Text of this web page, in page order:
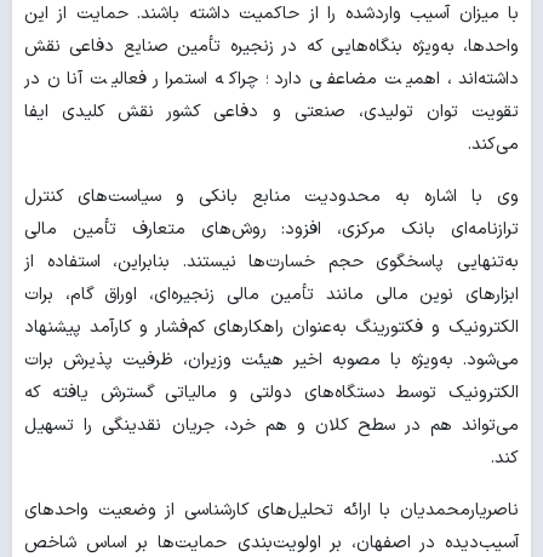
با میزان آسیب واردشده را از حاکمیت داشته باشند. حمایت از این
واحدها، به‌ویژه بنگاه‌هایی که در زنجیره تأمین صنایع دفاعی نقش
داشته‌اند، اهمیت مضاعفی دارد؛ چراکه استمرار فعالیت آنان در
تقویت توان تولیدی، صنعتی و دفاعی کشور نقش کلیدی ایفا
می‌کند.
وی با اشاره به محدودیت منابع بانکی و سیاست‌های کنترل
ترازنامه‌ای بانک مرکزی، افزود: روش‌های متعارف تأمین مالی
به‌تنهایی پاسخگوی حجم خسارت‌ها نیستند. بنابراین، استفاده از
ابزارهای نوین مالی مانند تأمین مالی زنجیره‌ای، اوراق گام، برات
الکترونیک و فکتورینگ به‌عنوان راهکارهای کم‌فشار و کارآمد پیشنهاد
می‌شود. به‌ویژه با مصوبه اخیر هیئت وزیران، ظرفیت پذیرش برات
الکترونیک توسط دستگاه‌های دولتی و مالیاتی گسترش یافته که
می‌تواند هم در سطح کلان و هم خرد، جریان نقدینگی را تسهیل
کند.
ناصریارمحمدیان با ارائه تحلیل‌های کارشناسی از وضعیت واحدهای
آسیب‌دیده در اصفهان، بر اولویت‌بندی حمایت‌ها بر اساس شاخص